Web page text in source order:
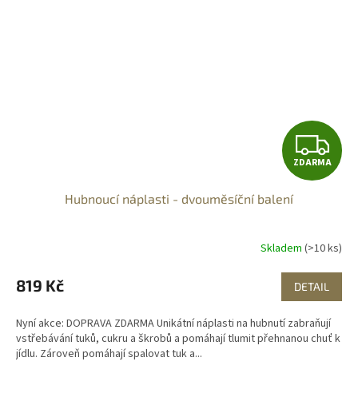
Z
D
R
M
A
ZDARMA
Hubnoucí náplasti - dvouměsíční balení
Skladem (>10 ks)
819 Kč DETAIL
Nyní akce: DOPRAVA ZDARMA Unikátní náplasti na hubnutí zabraňují
vstřebávání tuků, cukru a škrobů a pomáhají tlumit přehnanou chuť k
jídlu. Zároveň pomáhají spalovat tuk a...